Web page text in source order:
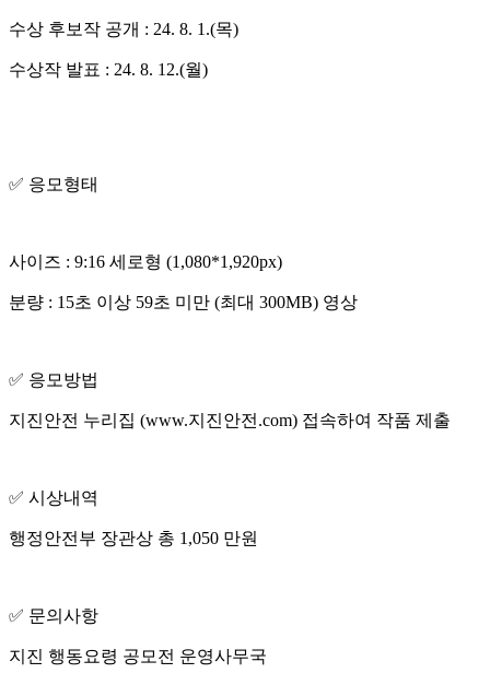
수상 후보작 공개 : 24. 8. 1.(목)
수상작 발표 : 24. 8. 12.(월)
✅ 응모형태
사이즈 : 9:16 세로형 (1,080*1,920px)
분량 : 15초 이상 59초 미만 (최대 300MB) 영상
✅ 응모방법
지진안전 누리집 (www.지진안전.com) 접속하여 작품 제출
✅ 시상내역
행정안전부 장관상 총 1,050 만원
✅ 문의사항
지진 행동요령 공모전 운영사무국